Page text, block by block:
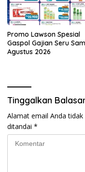
Promo Lawson Spesial
Gaspol Gajian Seru
Agustus 2026
Tinggalkan
Alamat email Anda tidak
ditandai *